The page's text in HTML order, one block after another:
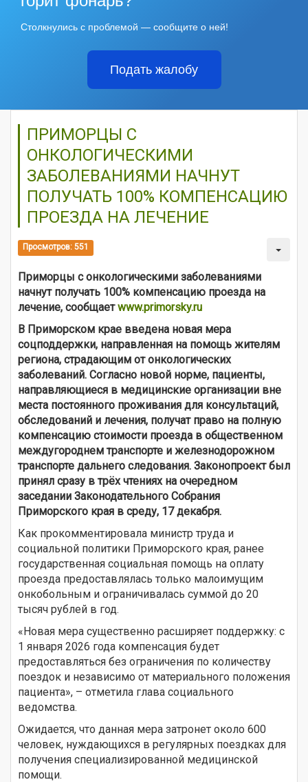
Столкнулись с проблемой — сообщите о ней!
Подать жалобу
ПРИМОРЦЫ С
ОНКОЛОГИЧЕСКИМИ
ЗАБОЛЕВАНИЯМИ НАЧНУТ
ПОЛУЧАТЬ 100% КОМПЕНСАЦИЮ
ПРОЕЗДА НА ЛЕЧЕНИЕ
Просмотров: 551
Приморцы с онкологическими заболеваниями
начнут получать 100% компенсацию проезда на
лечение, сообщаетwww.primorsky.ru
В Приморском крае введена новая мера
соцподдержки, направленная на помощь жителям
региона, страдающим от онкологических
заболеваний. Согласно новой норме, пациенты,
направляющиеся в медицинские организации вне
места постоянного проживания для консультаций,
обследований и лечения, получат право на полную
компенсацию стоимости проезда в общественном
междугороднем транспорте и железнодорожном
транспорте дальнего следования. Законопроект был
принял сразу в трёх чтениях на очередном
заседании Законодательного Собрания
Приморского края в среду, 17 декабря.
Как прокомментировала министр труда и
социальной политики Приморского края, ранее
государственная социальная помощь на оплату
проезда предоставлялась только малоимущим
онкобольным и ограничивалась суммой до 20
тысяч рублей в год.
«Новая мера существенно расширяет поддержку: с
1 января 2026 года компенсация будет
предоставляться без ограничения по количеству
поездок и независимо от материального положения
пациента», – отметила глава социального
ведомства.
Ожидается, что данная мера затронет около 600
человек, нуждающихся в регулярных поездках для
получения специализированной медицинской
помощи.